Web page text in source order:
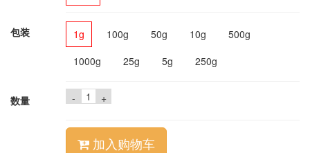
包装 1g 100g 50g 10g
500g
1000g
25g 5g 250g
数量 - +
加入购物车